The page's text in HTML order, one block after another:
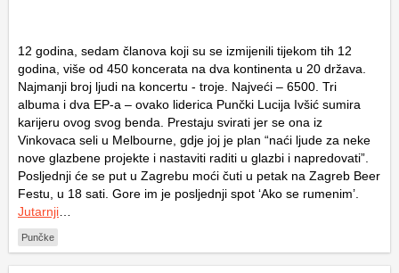
12 godina, sedam članova koji su se izmijenili tijekom tih 12
godina, više od 450 koncerata na dva kontinenta u 20 država.
Najmanji broj ljudi na koncertu ­- troje. Najveći – 6500. Tri
albuma i dva EP-a – ovako liderica Punčki Lucija Ivšić sumira
karijeru ovog svog benda. Prestaju svirati jer se ona iz
Vinkovaca seli u Melbourne, gdje joj je plan “naći ljude za neke
nove glazbene projekte i nastaviti raditi u glazbi i napredovati”.
Posljednji će se put u Zagrebu moći čuti u petak na Zagreb Beer
Festu, u 18 sati. Gore im je posljednji spot ‘Ako se rumenim’.
Jutarnji
Punčke